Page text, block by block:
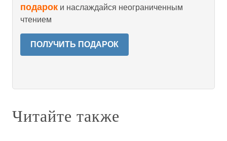
подарок и наслаждайся неограниченным
чтением
ПОЛУЧИТЬ ПОДАРОК
Читайте также